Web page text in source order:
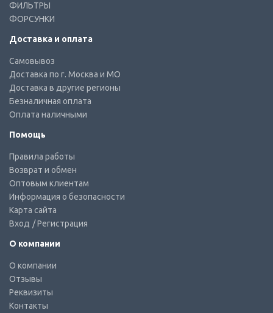
ФИЛЬТРЫ
ФОРСУНКИ
Доставка и оплата
Самовывоз
Доставка по г. Москва и МО
Доставка в другие регионы
Безналичная оплата
Оплата наличными
Помощь
Правила работы
Возврат и обмен
Оптовым клиентам
Информация о безопасности
Карта сайта
Вход / Регистрация
О компании
О компании
Отзывы
Реквизиты
Контакты